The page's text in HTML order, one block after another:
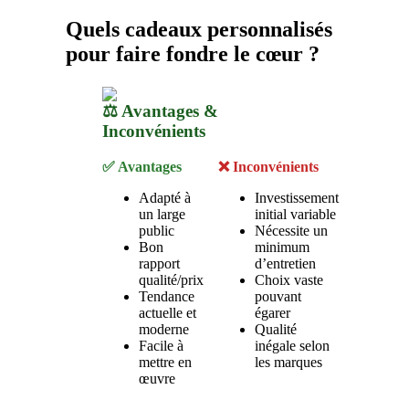
Quels cadeaux personnalisés
pour faire fondre le cœur ?
⚖️ Avantages &
Inconvénients
✅ Avantages
Adapté à
un large
public
Bon
rapport
qualité/prix
Tendance
actuelle et
moderne
Facile à
mettre en
œuvre
❌ Inconvénients
Investissement
initial variable
Nécessite un
minimum
d’entretien
Choix vaste
pouvant
égarer
Qualité
inégale selon
les marques